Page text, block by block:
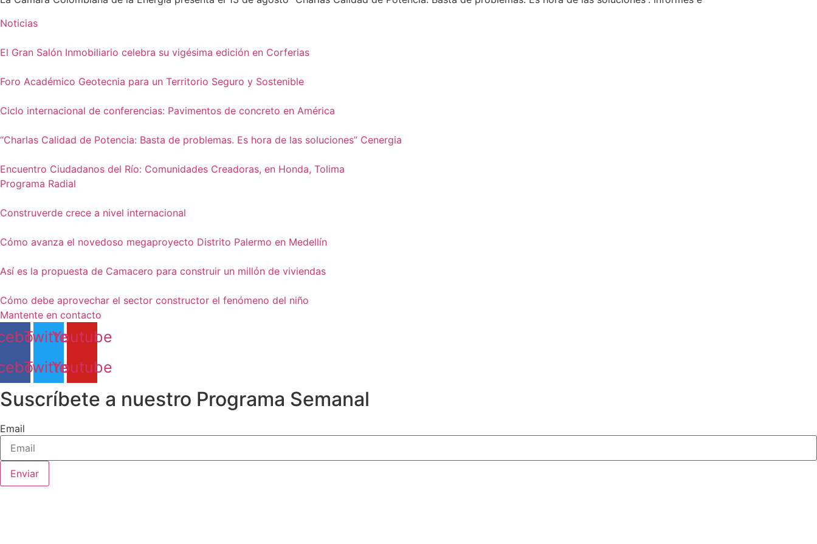
Noticias
El Gran Salón Inmobiliario celebra su vigésima edición en Corferias
Foro Académico Geotecnia para un Territorio Seguro y Sostenible
Ciclo internacional de conferencias: Pavimentos de concreto en América
“Charlas Calidad de Potencia: Basta de problemas. Es hora de las soluciones” Cenergia
Encuentro Ciudadanos del Río: Comunidades Creadoras, en Honda, Tolima
Programa Radial
Construverde crece a nivel internacional
Cómo avanza el novedoso megaproyecto Distrito Palermo en Medellín
Así es la propuesta de Camacero para construir un millón de viviendas
Cómo debe aprovechar el sector constructor el fenómeno del niño
Mantente en contacto
TwitterYoutube
TwitterYoutube
Suscríbete a nuestro Programa Semanal
Email
Enviar